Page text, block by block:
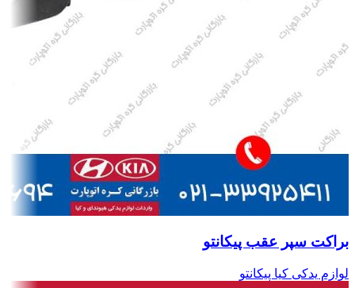
براکت سپر عقب پیکانتو
لوازم یدکی کیا پیکانتو